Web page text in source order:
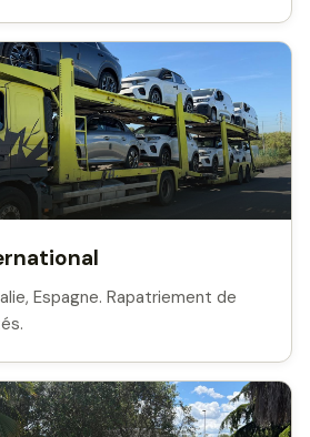
Espagne. Rapatriement de